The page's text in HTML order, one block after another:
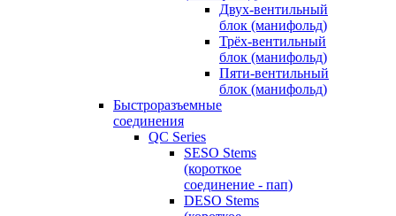
Двух-вентильный
блок (манифольд)
Трёх-вентильный
блок (манифольд)
Пяти-вентильный
блок (манифольд)
Быстроразъемные
соединения
QC Series
SESO Stems
(короткое
соединение - пап)
DESO Stems